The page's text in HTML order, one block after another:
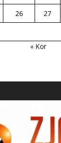
26 27
« Kor